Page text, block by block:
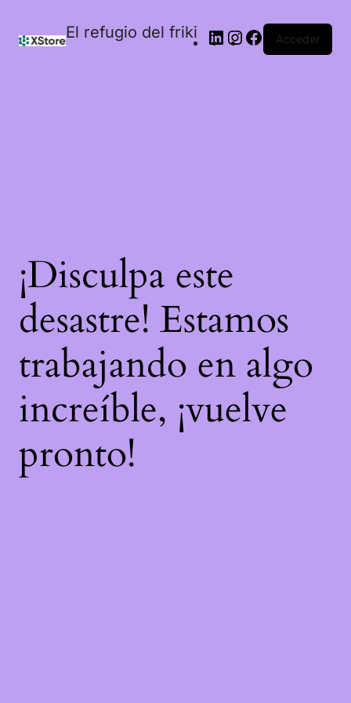
El refugio del friki Acceder
¡Disculpa este
desastre! Estamos
trabajando en algo
increíble, ¡vuelve
pronto!